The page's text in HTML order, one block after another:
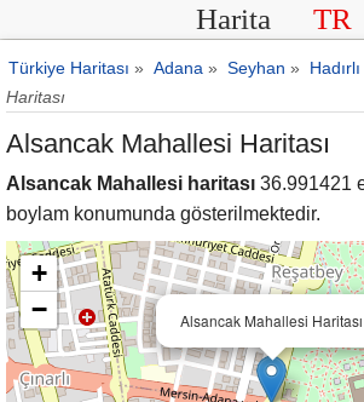
Harita TR
Türkiye Haritası » Adana » Seyhan » Hadırlı
Haritası
Alsancak Mahallesi Haritası
Alsancak Mahallesi haritası 36.991421
boylam konumunda gösterilmektedir.
Alsancak Mahallesi Haritası
+
−